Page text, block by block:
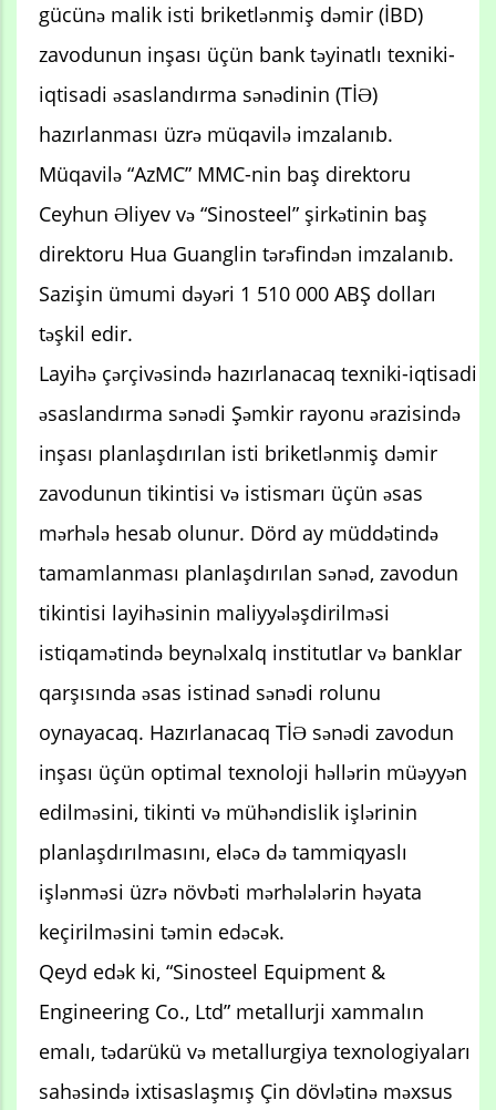
gücünə malik isti briketlənmiş dəmir (İBD)
zavodunun inşası üçün bank təyinatlı texniki-
iqtisadi əsaslandırma sənədinin (TİƏ)
hazırlanması üzrə müqavilə imzalanıb.
Müqavilə “AzMC” MMC-nin baş direktoru
Ceyhun Əliyev və “Sinosteel” şirkətinin baş
direktoru Hua Guanglin tərəfindən imzalanıb.
Sazişin ümumi dəyəri 1 510 000 ABŞ dolları
təşkil edir.
Layihə çərçivəsində hazırlanacaq texniki-iqtisadi
əsaslandırma sənədi Şəmkir rayonu ərazisində
inşası planlaşdırılan isti briketlənmiş dəmir
zavodunun tikintisi və istismarı üçün əsas
mərhələ hesab olunur. Dörd ay müddətində
tamamlanması planlaşdırılan sənəd, zavodun
tikintisi layihəsinin maliyyələşdirilməsi
istiqamətində beynəlxalq institutlar və banklar
qarşısında əsas istinad sənədi rolunu
oynayacaq. Hazırlanacaq TİƏ sənədi zavodun
inşası üçün optimal texnoloji həllərin müəyyən
edilməsini, tikinti və mühəndislik işlərinin
planlaşdırılmasını, eləcə də tammiqyaslı
işlənməsi üzrə növbəti mərhələlərin həyata
keçirilməsini təmin edəcək.
Qeyd edək ki, “Sinosteel Equipment &
Engineering Co., Ltd” metallurji xammalın
emalı, tədarükü və metallurgiya texnologiyaları
sahəsində ixtisaslaşmış Çin dövlətinə məxsus